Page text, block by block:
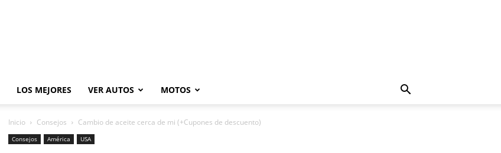
LOS MEJORES VER AUTOS MOTOS
Inicio Consejos Cambio de aceite cerca de mi (+Cupones de descuento)
Consejos América USA